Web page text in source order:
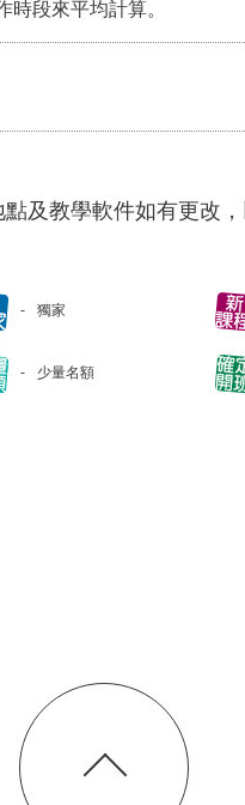
段來平均計算。
及教學軟件如有更改
獨家
少量名額